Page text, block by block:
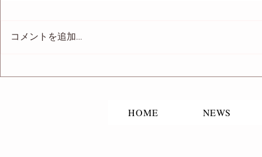
コメントを追加…
HOME NEWS